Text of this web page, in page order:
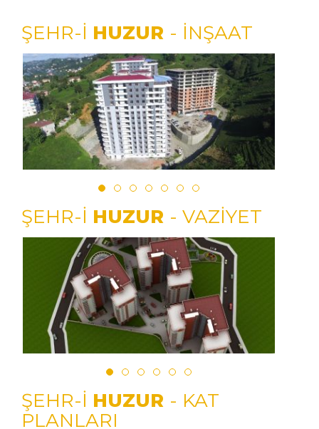
ŞEHR-İ HUZUR - İNŞAAT
ŞEHR-İ HUZUR - VAZİYET
ŞEHR-İ HUZUR - KAT
PLANLARI